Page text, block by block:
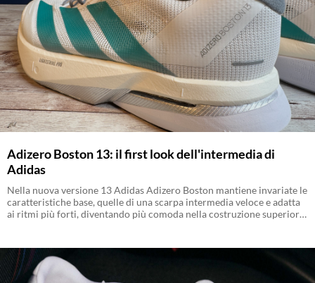
Adizero Boston 13: il first look dell'intermedia di
Adidas
Nella nuova versione 13 Adidas Adizero Boston mantiene invariate le
caratteristiche base, quelle di una scarpa intermedia veloce e adatta
ai ritmi più forti, diventando più comoda nella costruzione superiore
first look.